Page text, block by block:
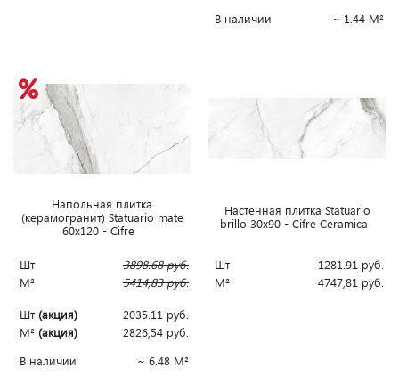
В наличии
~ 1.44 М²
Напольная плитка
(керамогранит) Statuario mate
60x120 - Cifre
Шт 3898.68руб.
М²
5414,83руб.
Шт(акция) 2035.11 руб.
М² (акция) 2826,54 руб.
В наличии
~ 6.48 М²
Наcтенная плитка Statuario
brillo 30x90 - Cifre Ceramica
Шт 1281.91 руб.
М²
4747,81 руб.